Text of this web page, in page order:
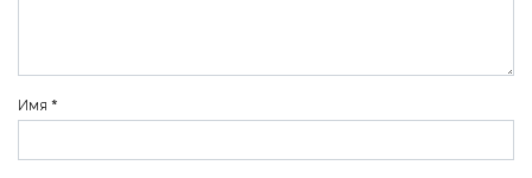
Имя *